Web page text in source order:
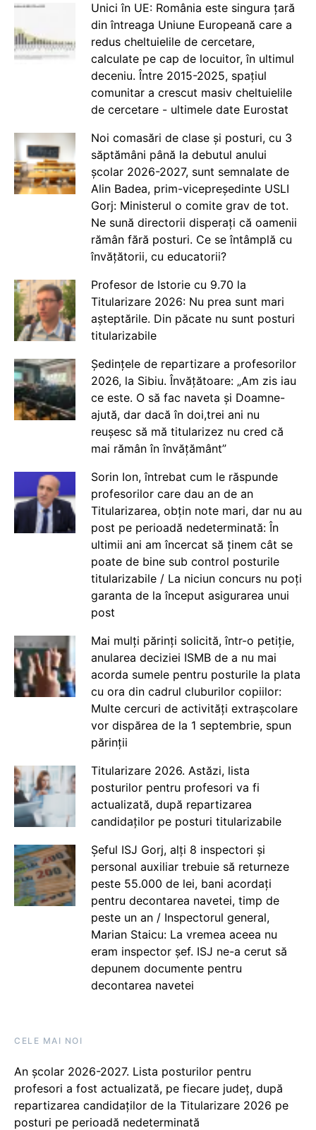
Unici în UE: România este singura țară
din întreaga Uniune Europeană care a
redus cheltuielile de cercetare,
calculate pe cap de locuitor, în ultimul
deceniu. Între 2015-2025, spațiul
comunitar a crescut masiv cheltuielile
de cercetare - ultimele date Eurostat
Noi comasări de clase și posturi, cu 3
săptămâni până la debutul anului
școlar 2026-2027, sunt semnalate de
Alin Badea, prim-vicepreședinte USLI
Gorj: Ministerul o comite grav de tot.
Ne sună directorii disperați că oamenii
rămân fără posturi. Ce se întâmplă cu
învățătorii, cu educatorii?
Profesor de Istorie cu 9.70 la
Titularizare 2026: Nu prea sunt mari
așteptările. Din păcate nu sunt posturi
titularizabile
Ședințele de repartizare a profesorilor
2026, la Sibiu. Învățătoare: „Am zis iau
ce este. O să fac naveta și Doamne-
ajută, dar dacă în doi,trei ani nu
reușesc să mă titularizez nu cred că
mai rămân în învățământ”
Sorin Ion, întrebat cum le răspunde
profesorilor care dau an de an
Titularizarea, obțin note mari, dar nu au
post pe perioadă nedeterminată: În
ultimii ani am încercat să ținem cât se
poate de bine sub control posturile
titularizabile / La niciun concurs nu poți
garanta de la început asigurarea unui
post
Mai mulți părinți solicită, într-o petiție,
anularea deciziei ISMB de a nu mai
acorda sumele pentru posturile la plata
cu ora din cadrul cluburilor copiilor:
Multe cercuri de activități extrașcolare
vor dispărea de la 1 septembrie, spun
părinții
Titularizare 2026. Astăzi, lista
posturilor pentru profesori va fi
actualizată, după repartizarea
candidaților pe posturi titularizabile
Șeful ISJ Gorj, alți 8 inspectori și
personal auxiliar trebuie să returneze
peste 55.000 de lei, bani acordați
pentru decontarea navetei, timp de
peste un an / Inspectorul general,
Marian Staicu: La vremea aceea nu
eram inspector șef. ISJ ne-a cerut să
depunem documente pentru
decontarea navetei
CELE MAI NOI
An școlar 2026-2027. Lista posturilor pentru
profesori a fost actualizată, pe fiecare județ, după
repartizarea candidaților de la Titularizare 2026 pe
posturi pe perioadă nedeterminată